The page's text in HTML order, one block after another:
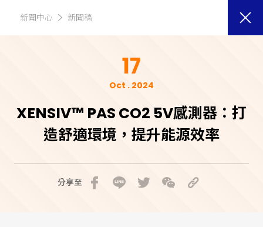
新聞中心 新聞稿
17
Oct . 2024
XENSIV™ PAS CO2 5V感測器：打
造舒適環境，提升能源效率
分享至